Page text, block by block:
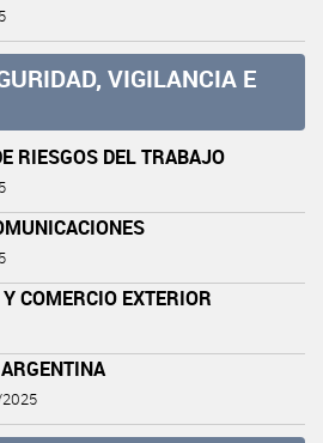
VIGILANCIA E
RIESGOS DEL TRABAJO
COMERCIO EXTERIOR